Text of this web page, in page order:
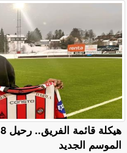
الموسم الجديد